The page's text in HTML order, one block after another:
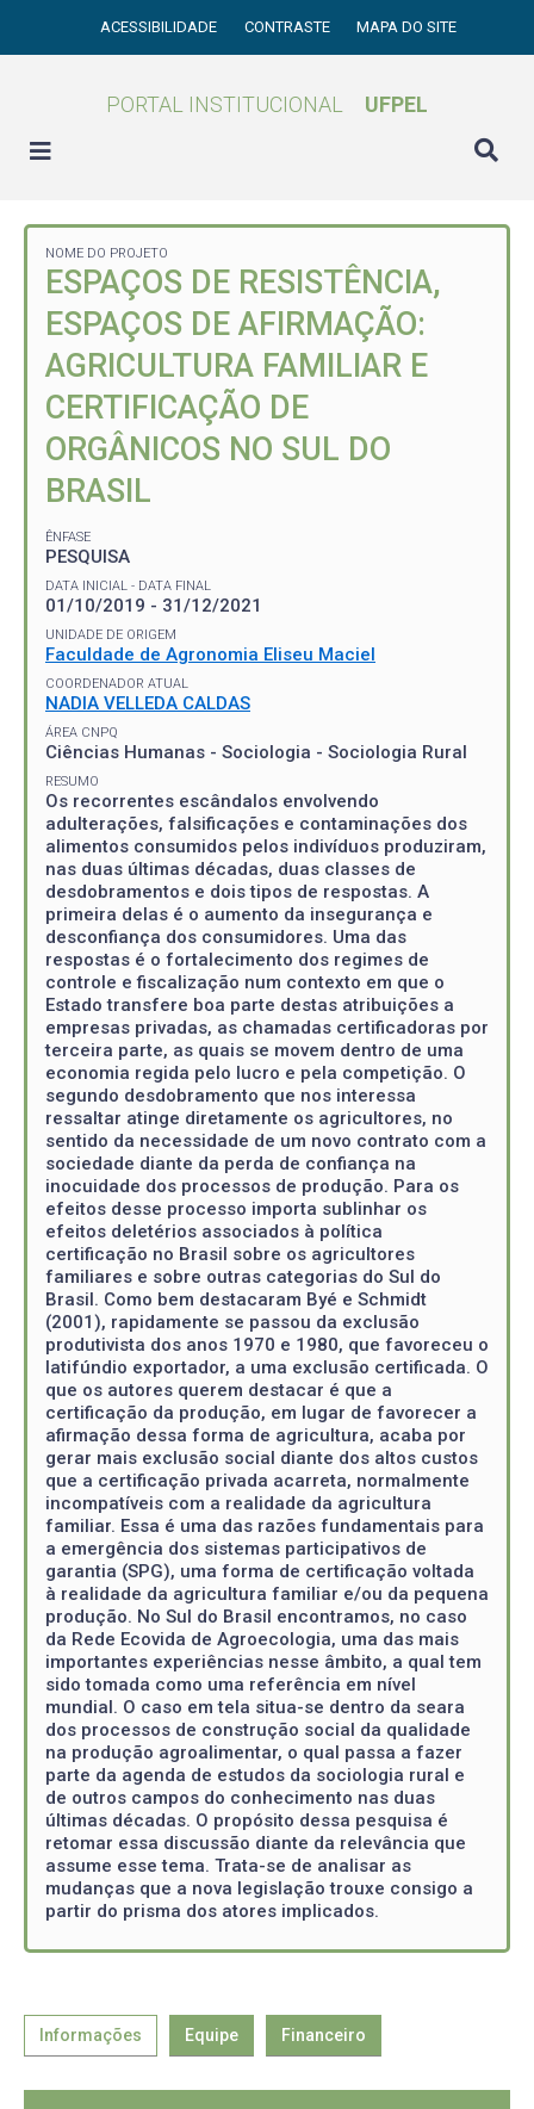
ACESSIBILIDADE CONTRASTE MAPA DO SITE
PORTAL INSTITUCIONAL UFPEL
NOME DO PROJETO
ESPAÇOS DE RESISTÊNCIA,
ESPAÇOS DE AFIRMAÇÃO:
AGRICULTURA FAMILIAR E
CERTIFICAÇÃO DE
ORGÂNICOS NO SUL DO
BRASIL
ÊNFASE
PESQUISA
DATA INICIAL - DATA FINAL
01/10/2019 - 31/12/2021
UNIDADE DE ORIGEM
Faculdade de Agronomia Eliseu Maciel
COORDENADOR ATUAL
NADIA VELLEDA CALDAS
ÁREA CNPQ
Ciências Humanas - Sociologia - Sociologia Rural
RESUMO
Os recorrentes escândalos envolvendo
adulterações, falsificações e contaminações dos
alimentos consumidos pelos indivíduos produziram,
nas duas últimas décadas, duas classes de
desdobramentos e dois tipos de respostas. A
primeira delas é o aumento da insegurança e
desconfiança dos consumidores. Uma das
respostas é o fortalecimento dos regimes de
controle e fiscalização num contexto em que o
Estado transfere boa parte destas atribuições a
empresas privadas, as chamadas certificadoras por
terceira parte, as quais se movem dentro de uma
economia regida pelo lucro e pela competição. O
segundo desdobramento que nos interessa
ressaltar atinge diretamente os agricultores, no
sentido da necessidade de um novo contrato com a
sociedade diante da perda de confiança na
inocuidade dos processos de produção. Para os
efeitos desse processo importa sublinhar os
efeitos deletérios associados à política
certificação no Brasil sobre os agricultores
familiares e sobre outras categorias do Sul do
Brasil. Como bem destacaram Byé e Schmidt
(2001), rapidamente se passou da exclusão
produtivista dos anos 1970 e 1980, que favoreceu o
latifúndio exportador, a uma exclusão certificada. O
que os autores querem destacar é que a
certificação da produção, em lugar de favorecer a
afirmação dessa forma de agricultura, acaba por
gerar mais exclusão social diante dos altos custos
que a certificação privada acarreta, normalmente
incompatíveis com a realidade da agricultura
familiar. Essa é uma das razões fundamentais para
a emergência dos sistemas participativos de
garantia (SPG), uma forma de certificação voltada
à realidade da agricultura familiar e/ou da pequena
produção. No Sul do Brasil encontramos, no caso
da Rede Ecovida de Agroecologia, uma das mais
importantes experiências nesse âmbito, a qual tem
sido tomada como uma referência em nível
mundial. O caso em tela situa-se dentro da seara
dos processos de construção social da qualidade
na produção agroalimentar, o qual passa a fazer
parte da agenda de estudos da sociologia rural e
de outros campos do conhecimento nas duas
últimas décadas. O propósito dessa pesquisa é
retomar essa discussão diante da relevância que
assume esse tema. Trata-se de analisar as
mudanças que a nova legislação trouxe consigo a
partir do prisma dos atores implicados.
Informações Equipe Financeiro